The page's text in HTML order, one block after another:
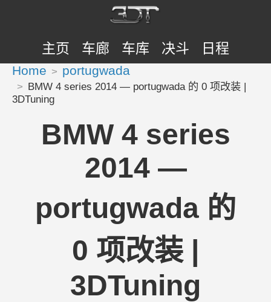
主页 车廊 车库 决斗 日程
Home portugwada
BMW 4 series 2014 — portugwada 的 0 项改装 |
3DTuning
BMW 4 series
2014 —
portugwada 的
0 项改装 |
3DTuning